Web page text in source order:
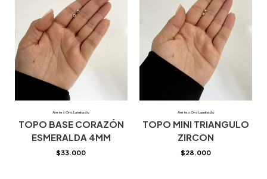
Aretes Oro Laminado
TOPO BASE CORAZÓN
ESMERALDA 4MM
$33.000
Aretes Oro Laminado
TOPO MINI TRIANGULO
ZIRCON
$28.000